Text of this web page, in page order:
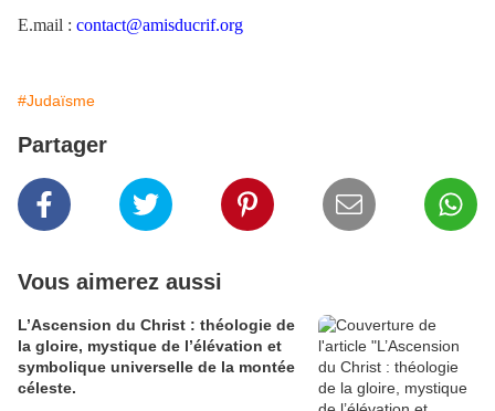
E.mail : contact@amisducrif.org
#Judaïsme
Partager
Vous aimerez aussi
L’Ascension du Christ : théologie de
la gloire, mystique de l’élévation et
symbolique universelle de la montée
céleste.